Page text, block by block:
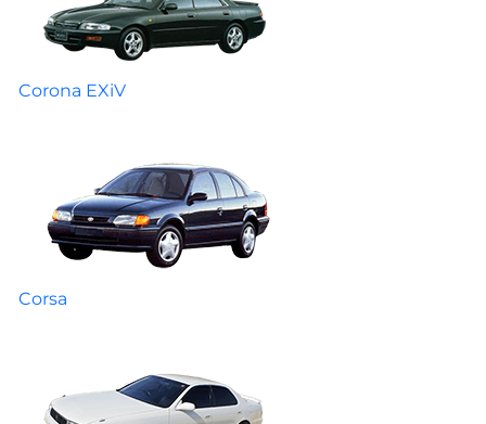
Corona EXiV
Corsa